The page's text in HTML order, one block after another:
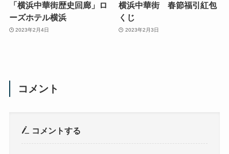
「横浜中華街歴史回廊」ロ
ーズホテル横浜
2023年2月4日
横浜中華街 春節福引紅包
くじ
2023年2月3日
コメント
コメントする